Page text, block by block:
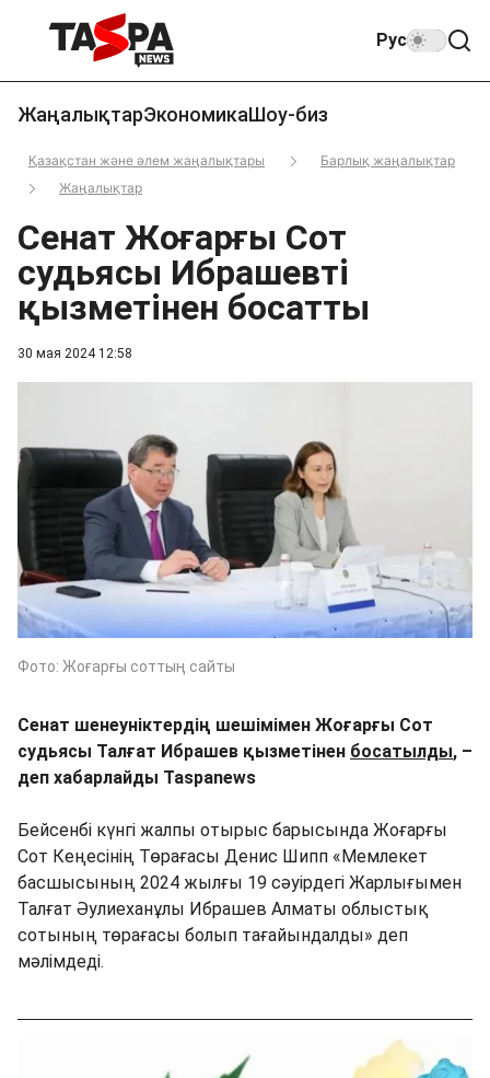
Рус
ЖаңалықтарЭкономикаШоу-биз
Қазақстан және әлем жаңалықтары
Барлық жаңалықтар
Жаңалықтар
30 мая 2024 12:58
Сенат Жоғарғы Сот
судьясы Ибрашевті
қызметінен босатты
Фото: Жоғарғы соттың сайты
Сенат шенеуніктердің шешімімен Жоғарғы Сот
судьясы Талғат Ибрашев қызметінен босатылды, –
деп хабарлайды Taspanews
Бейсенбі күнгі жалпы отырыс барысында Жоғарғы
Сот Кеңесінің Төрағасы Денис Шипп «Мемлекет
басшысының 2024 жылғы 19 сәуірдегі Жарлығымен
Талғат Әулиеханұлы Ибрашев Алматы облыстық
сотының төрағасы болып тағайындалды» деп
мәлімдеді.